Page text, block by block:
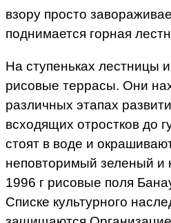
взору просто
поднимается горная
На ступеньках лестницы
рисовые террасы. Они
различных этапах
всходящих отростков до
стоят в воде и
неповторимый зеленый и
1996 г рисовые поля
Списке культурного